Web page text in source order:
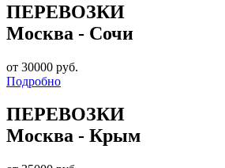
ПЕРЕВОЗКИ
Москва - Сочи
от 30000 руб.
Подробно
ПЕРЕВОЗКИ
Москва - Крым